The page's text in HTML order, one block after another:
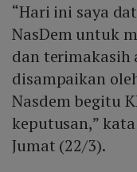
“Hari ini saya
NasDem untuk
dan terimakasih
disampaikan
Nasdem begitu
keputusan,”
Jumat (22/3).